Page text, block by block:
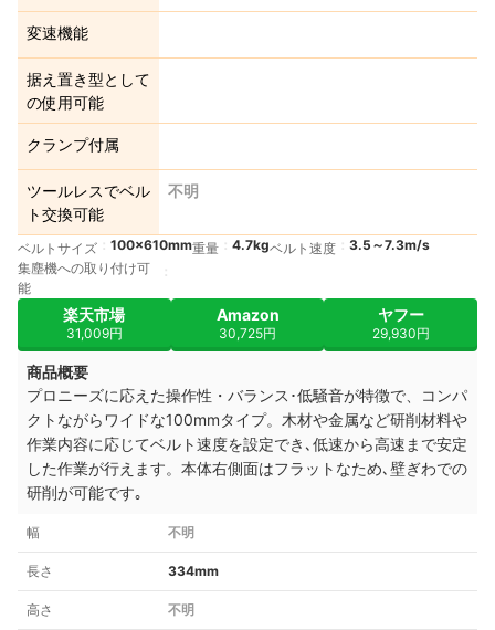
変速機能
据え置き型として
の使用可能
クランプ付属
ツールレスでベル
ト交換可能
不明
ベルトサイズ 100×610mm重量 4.7kgベルト速度
3.5～7.3m/s
集塵機への取り付け可
能
楽天市場
31,009円
Amazon
30,725円
ヤフー
29,930円
商品概要
プロニーズに応えた操作性・バランス･低騒音が特徴で、コンパ
クトながらワイドな100mmタイプ。木材や金属など研削材料や
作業内容に応じてベルト速度を設定でき､低速から高速まで安定
した作業が行えます。本体右側面はフラットなため､壁ぎわでの
研削が可能です｡
幅 不明
長さ 334mm
高さ 不明